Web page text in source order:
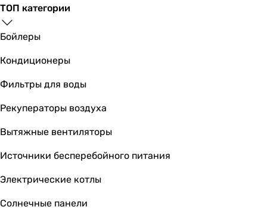
ТОП категории
Бойлеры
Кондиционеры
Фильтры для воды
Рекуператоры воздуха
Вытяжные вентиляторы
Источники бесперебойного питания
Электрические котлы
Солнечные панели